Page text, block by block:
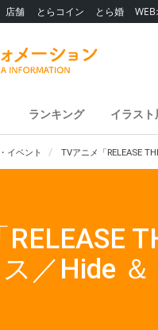
店舗 とらコイン とら婚
ランキング イラスト
イベント TVアニメ「RELEASE
／Hide